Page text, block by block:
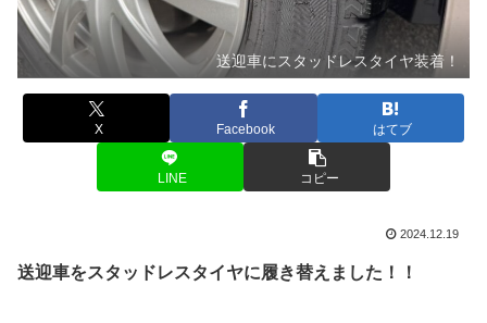
送迎車にスタッドレスタイヤ装着！
X Facebook はてブ
LINE コピー
2024.12.19
送迎車をスタッドレスタイヤに履き替えました！！